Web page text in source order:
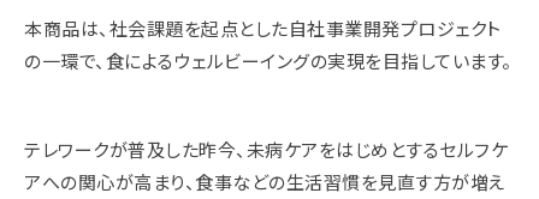
本商品は、社会課題を起点とした自社事業開発プロジェクト
の一環で、食によるウェルビーイングの実現を目指しています。
テレワークが普及した昨今、未病ケアをはじめとするセルフケ
アへの関心が高まり、食事などの生活習慣を見直す方が増え